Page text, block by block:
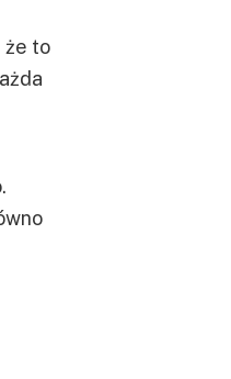
że to